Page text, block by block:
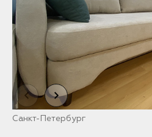
Санкт-Петербург